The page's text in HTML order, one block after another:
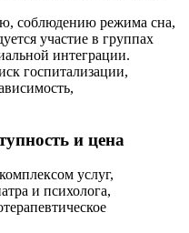
соблюдению режима сна,
участие в группах
интеграции.
госпитализации,
и цена
услуг,
и психолога,